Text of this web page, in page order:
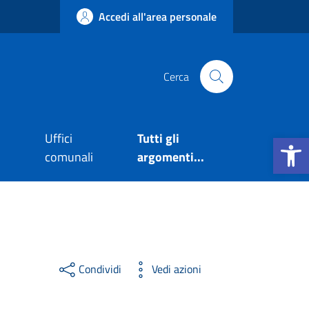
Apri la
Accedi all'area personale
Cerca
Uffici
comunali
Tutti gli
argomenti...
Condividi Vedi azioni